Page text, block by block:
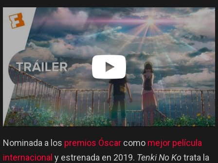
Nominada a los premios Óscar como mejor película
internacional y estrenada en 2019. Tenki No Ko trata la